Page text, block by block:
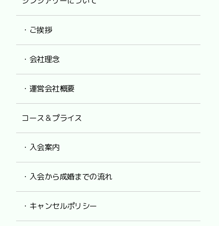
・ご挨拶
・会社理念
・運営会社概要
コース＆プライス
・入会案内
・入会から成婚までの流れ
・キャンセルポリシー